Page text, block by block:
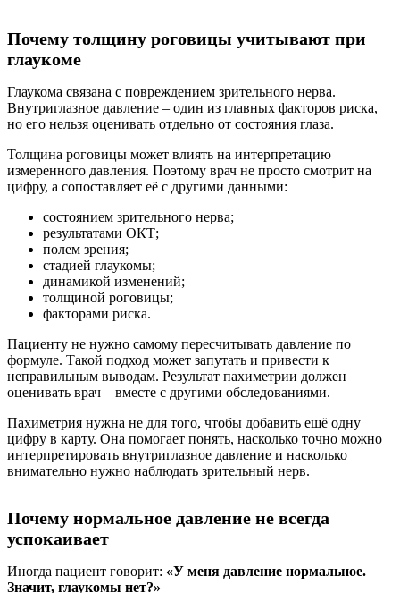
Почему толщину роговицы учитывают при
глаукоме
Глаукома связана с повреждением зрительного нерва.
Внутриглазное давление – один из главных факторов риска,
но его нельзя оценивать отдельно от состояния глаза.
Толщина роговицы может влиять на интерпретацию
измеренного давления. Поэтому врач не просто смотрит на
цифру, а сопоставляет её с другими данными:
состоянием зрительного нерва;
результатами ОКТ;
полем зрения;
стадией глаукомы;
динамикой изменений;
толщиной роговицы;
факторами риска.
Пациенту не нужно самому пересчитывать давление по
формуле. Такой подход может запутать и привести к
неправильным выводам. Результат пахиметрии должен
оценивать врач – вместе с другими обследованиями.
Пахиметрия нужна не для того, чтобы добавить ещё одну
цифру в карту. Она помогает понять, насколько точно можно
интерпретировать внутриглазное давление и насколько
внимательно нужно наблюдать зрительный нерв.
Почему нормальное давление не всегда
успокаивает
Иногда пациент говорит: «У меня давление нормальное.
Значит, глаукомы нет?»